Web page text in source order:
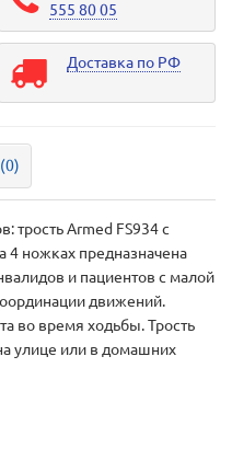
555 80 05
Доставка по РФ
трость Armed FS934 с
4 ножках предназначена
и пациентов с малой
движений.
во время ходьбы. Трость
улице или в домашних